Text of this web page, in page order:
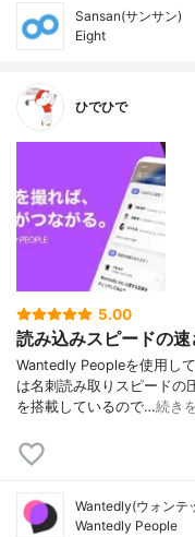
Sansan(サンサン)
Eight
ひでひで
5.00
読み込みスピードの
Wantedly Peopleを使用し
は名刺読み取りスピードの
を搭載しているので…続き
Wantedly(ウォンテ
Wantedly People